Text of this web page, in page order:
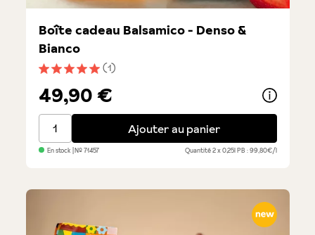
Note moyenne de 5 sur 5 étoiles
(1)
Boîte cadeau Balsamico - Denso &
Bianco
49,90 €
Boîte cadeau Balsamico - Denso & Bianco
Ajouter au panier
En stock | №71457 Quantité2 x 0,25lPB : 99,80€/l